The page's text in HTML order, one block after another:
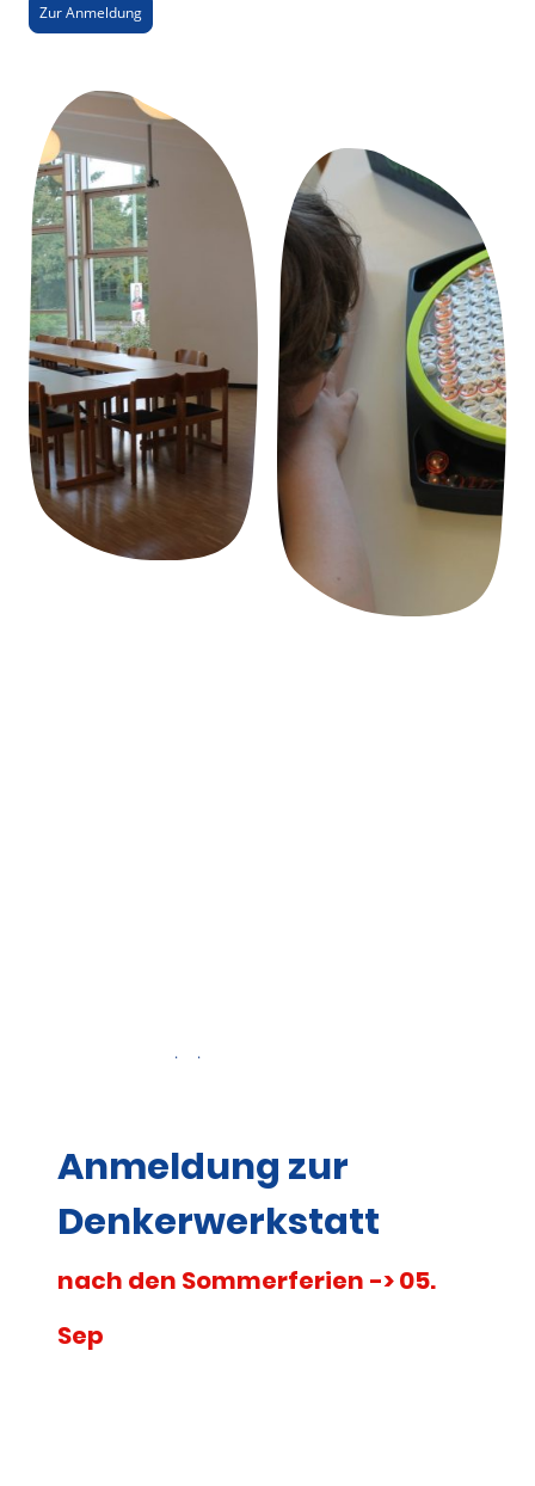
Zur Anmeldung
. .
Anmeldung zur
Denkerwerkstatt
nach den Sommerferien -> 05.
Sep